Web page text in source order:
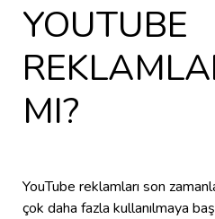
YOUTUBE
MI?
YouTube reklamları son
çok daha fazla kullanılmaya